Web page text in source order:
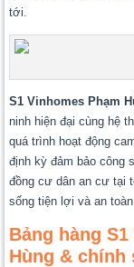
tới.
S1 Vinhomes Phạm
ninh hiện đại cùng hệ
quá trình hoạt động
định kỳ đảm bảo công
đồng cư dân an cư tại
sống tiện lợi và an
Bảng hàng
Hùng & chính